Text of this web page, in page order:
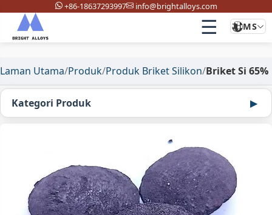
+86-18637293997 info@brightalloys.com
☰ MS
Laman Utama/Produk/Produk Briket Silikon/Briket Si 65%
Kategori Produk